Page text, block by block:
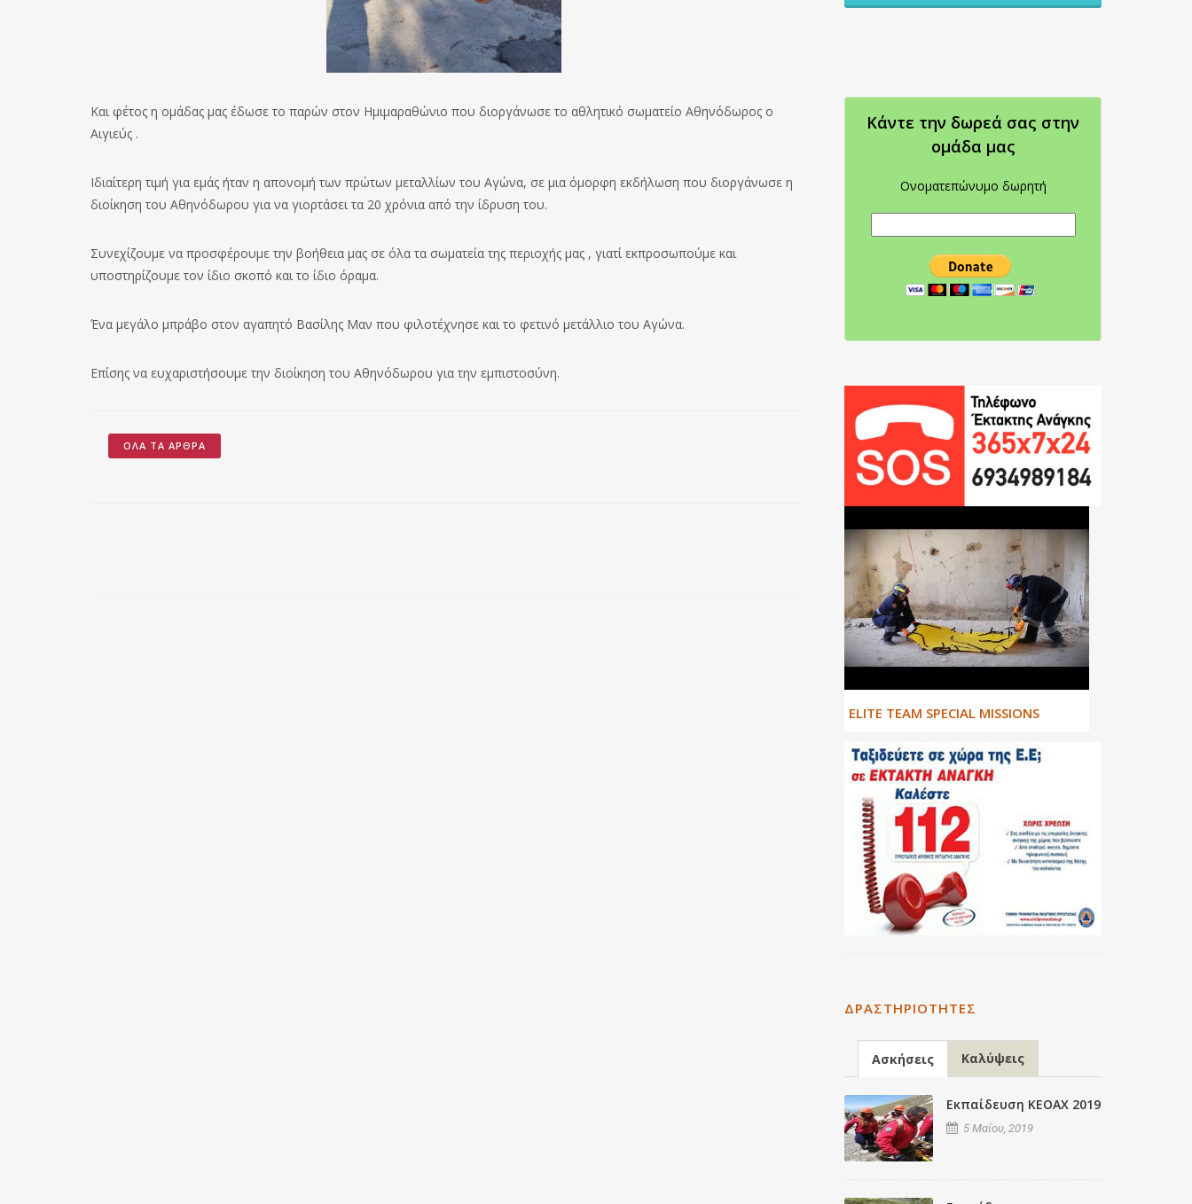
Και φέτος η ομάδας μας έδωσε το παρών στον Ημιμαραθώνιο που διοργάνωσε το αθλητικό σωματείο Αθηνόδωρος ο
Αιγιεύς .
Ιδιαίτερη τιμή για εμάς ήταν η απονομή των πρώτων μεταλλίων του Αγώνα, σε μια όμορφη εκδήλωση που διοργάνωσε η
διοίκηση του Αθηνόδωρου για να γιορτάσει τα 20 χρόνια από την ίδρυση του.
Συνεχίζουμε να προσφέρουμε την βοήθεια μας σε όλα τα σωματεία της περιοχής μας , γιατί εκπροσωπούμε και
υποστηρίζουμε τον ίδιο σκοπό και το ίδιο όραμα.
Ένα μεγάλο μπράβο στον αγαπητό Βασίλης Μαν που φιλοτέχνησε και το φετινό μετάλλιο του Αγώνα.
Επίσης να ευχαριστήσουμε την διοίκηση του Αθηνόδωρου για την εμπιστοσύνη.
ΌΛΑ ΤΑ ΆΡΘΡΑ
Κάντε την δωρεά σας στην
oμάδα μας
Ονοματεπώνυμο δωρητή
ΕLITE TEAM SPECIAL MISSIONS
ΔΡΑΣΤΗΡΙΌΤΗΤΕΣ
Ασκήσεις Καλύψεις
Εκπαίδευση ΚΕΟΑΧ 2019
5 Μαΐου, 2019